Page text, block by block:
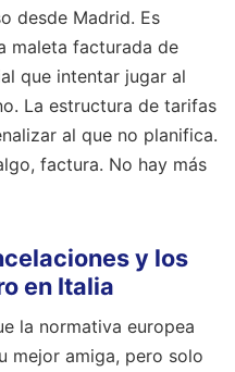
desde Madrid. Es
maleta facturada de
que intentar jugar al
La estructura de tarifas
al que no planifica.
factura. No hay más
y los
en Italia
la normativa europea
mejor amiga, pero solo